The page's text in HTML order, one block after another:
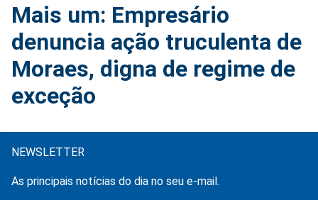
Mais um: Empresário
denuncia ação truculenta de
Moraes, digna de regime de
exceção
NEWSLETTER
As principais notícias do dia no seu e-mail.